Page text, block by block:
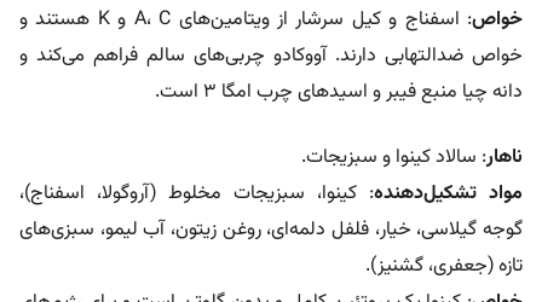
خواص
: اسفناج و کیل سرشار از ویتامین‌های A، C و K هستند و
خواص ضدالتهابی دارند. آووکادو چربی‌های سالم فراهم می‌کند و
دانه چیا منبع فیبر و اسیدهای چرب امگا ۳ است.
ناهار: سالاد کینوا و سبزیجات.
مواد تشکیل‌دهنده: کینوا، سبزیجات مخلوط (آروگولا، اسفناج)،
گوجه گیلاسی، خیار، فلفل دلمه‌ای، روغن زیتون، آب لیمو، سبزی‌های
تازه (جعفری، گشنیز).